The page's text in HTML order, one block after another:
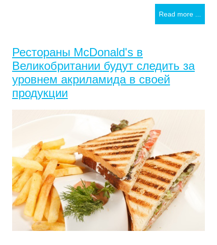
Read more ...
Рестораны McDonald's в
Великобритании будут следить за
уровнем акриламида в своей
продукции